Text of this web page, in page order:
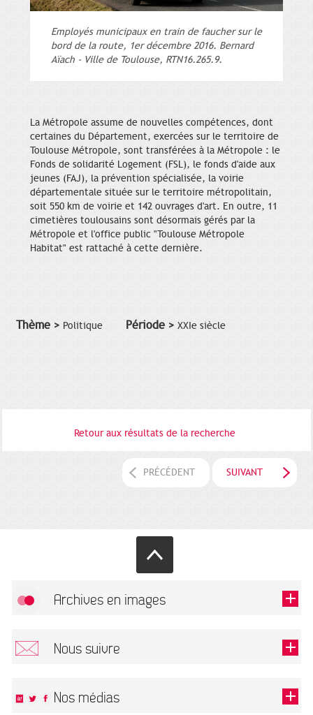
Employés municipaux en train de faucher sur le
bord de la route, 1er décembre 2016. Bernard
Aïach - Ville de Toulouse, RTN16.265.9.
La Métropole assume de nouvelles compétences, dont
certaines du Département, exercées sur le territoire de
Toulouse Métropole, sont transférées à la Métropole : le
Fonds de solidarité Logement (FSL), le fonds d'aide aux
jeunes (FAJ), la prévention spécialisée, la voirie
départementale située sur le territoire métropolitain,
soit 550 km de voirie et 142 ouvrages d'art. En outre, 11
cimetières toulousains sont désormais gérés par la
Métropole et l'office public "Toulouse Métropole
Habitat" est rattaché à cette dernière.
Thème > Politique Période > XXIe siècle
Retour aux résultats de la recherche
PRÉCÉDENT SUIVANT
Archives en images
Nous suivre
Nos médias